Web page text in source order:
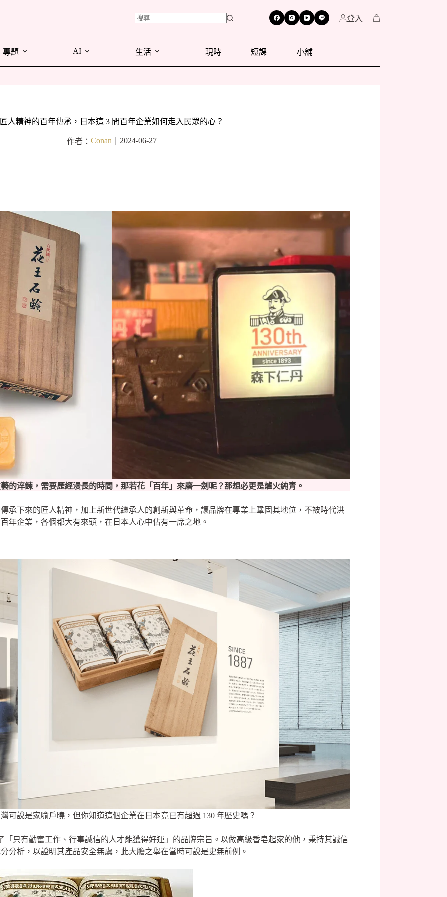
登入
專題 AI 生活 現時 短課 小舖
匠人精神的百年傳承，日本這 3 間百年企業如何走入民眾的心？
作者： Conan 2024-06-27
的淬鍊，需要歷經漫長的時間，那若花「百年」來磨一劍呢？那想必更是爐火純青。
承下來的匠人精神，加上新世代繼承人的創新與革命，讓品牌在專業上鞏固其地位，不被時代洪
年企業，各個都大有來頭，在日本人心中佔有一席之地。
可說是家喻戶曉，但你知道這個企業在日本竟已有超過 130 年歷史嗎？
「只有勤奮工作、行事誠信的人才能獲得好運」的品牌宗旨。以做高級香皂起家的他，秉持其誠信
分析，以證明其產品安全無虞，此大膽之舉在當時可說是史無前例。